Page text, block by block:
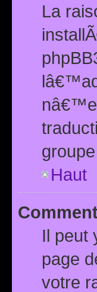
La
Haut
Il peut
page
votre